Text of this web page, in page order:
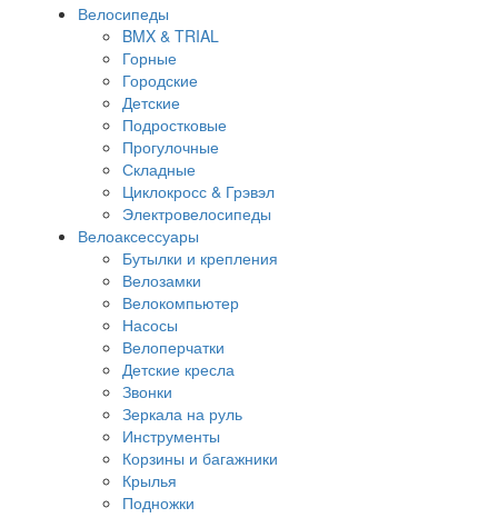
Велосипеды
BMX & TRIAL
Горные
Городские
Детские
Подростковые
Прогулочные
Складные
Циклокросс & Грэвэл
Электровелосипеды
Велоаксессуары
Бутылки и крепления
Велозамки
Велокомпьютер
Насосы
Велоперчатки
Детские кресла
Звонки
Зеркала на руль
Инструменты
Корзины и багажники
Крылья
Подножки